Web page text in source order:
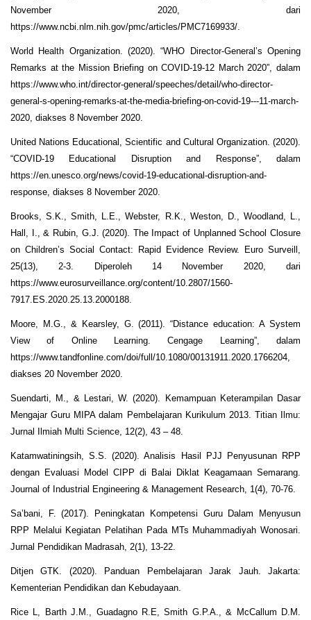
November 2020, dari
https://www.ncbi.nlm.nih.gov/pmc/articles/PMC7169933/.
World Health Organization. (2020). “WHO Director-General’s Opening
Remarks at the Mission Briefing on COVID-19-12 March 2020”, dalam
https://www.who.int/director-general/speeches/detail/who-director-
general-s-opening-remarks-at-the-media-briefing-on-covid-19---11-march-
2020, diakses 8 November 2020.
United Nations Educational, Scientific and Cultural Organization. (2020).
“COVID-19 Educational Disruption and Response”, dalam
https://en.unesco.org/news/covid-19-educational-disruption-and-
response, diakses 8 November 2020.
Brooks, S.K., Smith, L.E., Webster, R.K., Weston, D., Woodland, L.,
Hall, I., & Rubin, G.J. (2020). The Impact of Unplanned School Closure
on Children’s Social Contact: Rapid Evidence Review. Euro Surveill,
25(13), 2-3. Diperoleh 14 November 2020, dari
https://www.eurosurveillance.org/content/10.2807/1560-
7917.ES.2020.25.13.2000188.
Moore, M.G., & Kearsley, G. (2011). “Distance education: A System
View of Online Learning. Cengage Learning”, dalam
https://www.tandfonline.com/doi/full/10.1080/00131911.2020.1766204,
diakses 20 November 2020.
Suendarti, M., & Lestari, W. (2020). Kemampuan Keterampilan Dasar
Mengajar Guru MIPA dalam Pembelajaran Kurikulum 2013. Titian Ilmu:
Jurnal Ilmiah Multi Science, 12(2), 43 – 48.
Katamwatiningsih, S.S. (2020). Analisis Hasil PJJ Penyusunan RPP
dengan Evaluasi Model CIPP di Balai Diklat Keagamaan Semarang.
Journal of Industrial Engineering & Management Research, 1(4), 70-76.
Sa’bani, F. (2017). Peningkatan Kompetensi Guru Dalam Menyusun
RPP Melalui Kegiatan Pelatihan Pada MTs Muhammadiyah Wonosari.
Jurnal Pendidikan Madrasah, 2(1), 13-22.
Ditjen GTK. (2020). Panduan Pembelajaran Jarak Jauh. Jakarta:
Kementerian Pendidikan dan Kebudayaan.
Rice L, Barth J.M., Guadagno R.E, Smith G.P.A., & McCallum D.M.